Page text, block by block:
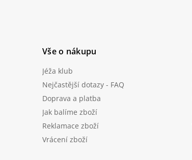
Vše o nákupu
Jéža klub
Nejčastější dotazy - FAQ
Doprava a platba
Jak balíme zboží
Reklamace zboží
Vrácení zboží